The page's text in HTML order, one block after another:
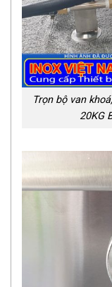
Trọn bộ van
20KG